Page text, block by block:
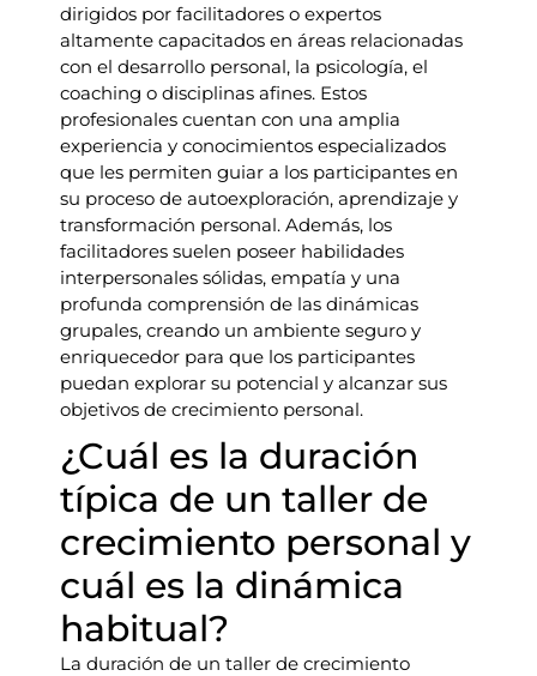
dirigidos por facilitadores o expertos
altamente capacitados en áreas relacionadas
con el desarrollo personal, la psicología, el
coaching o disciplinas afines. Estos
profesionales cuentan con una amplia
experiencia y conocimientos especializados
que les permiten guiar a los participantes en
su proceso de autoexploración, aprendizaje y
transformación personal. Además, los
facilitadores suelen poseer habilidades
interpersonales sólidas, empatía y una
profunda comprensión de las dinámicas
grupales, creando un ambiente seguro y
enriquecedor para que los participantes
puedan explorar su potencial y alcanzar sus
objetivos de crecimiento personal.
¿Cuál es la duración
típica de un taller de
crecimiento personal y
cuál es la dinámica
habitual?
La duración de un taller de crecimiento